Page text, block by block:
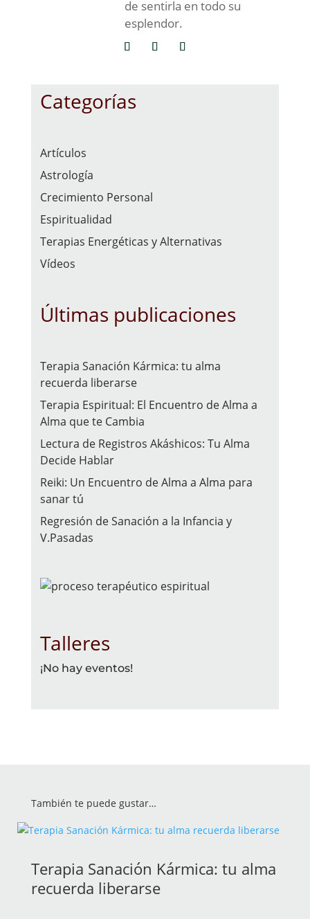
de sentirla en todo su
esplendor.
Categorías
Artículos
Astrología
Crecimiento Personal
Espiritualidad
Terapias Energéticas y Alternativas
Vídeos
Últimas publicaciones
Terapia Sanación Kármica: tu alma
recuerda liberarse
Terapia Espiritual: El Encuentro de Alma a
Alma que te Cambia
Lectura de Registros Akáshicos: Tu Alma
Decide Hablar
Reiki: Un Encuentro de Alma a Alma para
sanar tú
Regresión de Sanación a la Infancia y
V.Pasadas
Talleres
¡No hay eventos!
También te puede gustar…
Terapia Sanación Kármica: tu alma
recuerda liberarse